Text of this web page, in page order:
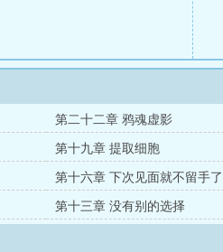
第二十二章 鸦魂虚影
第十九章 提取细胞
第十六章 下次见面就不留手了
第十三章 没有别的选择